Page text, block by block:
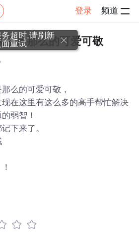
登录 频道
帖子详情
手是那么的可爱可敬
么的可爱可敬，
在这里有这么多的高手帮忙解决
弱智！
下来了。
务超时,请刷新
重试